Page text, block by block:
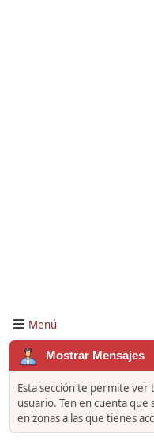
Menú
Mostrar Mensajes
Esta sección te permite ver
usuario. Ten en cuenta que
en zonas a las que tienes